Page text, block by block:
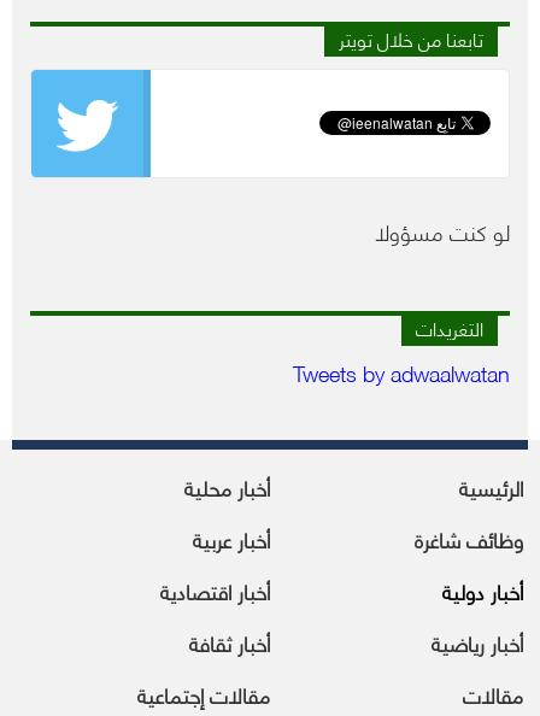
تابعنا من خلال تويتر
لو كنت مسؤولا
التغريدات
Tweets by adwaalwatan
الرئيسية
أخبار محلية
وظائف شاغرة
أخبار عربية
أخبار دولية
أخبار اقتصادية
أخبار رياضية
أخبار ثقافة
مقالات
مقالات إجتماعية